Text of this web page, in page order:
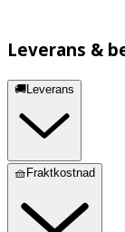
Leverans &
🚚Leverans
🧺Fraktkostnad